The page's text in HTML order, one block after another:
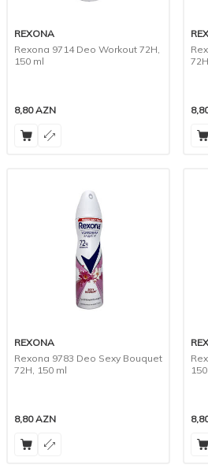
REXONA
Rexona 9714 Deo Workout 72H,
150 ml
8,80AZN
REXONA
Rexona 9783 Deo Sexy Bouquet
72H, 150 ml
8,80AZN